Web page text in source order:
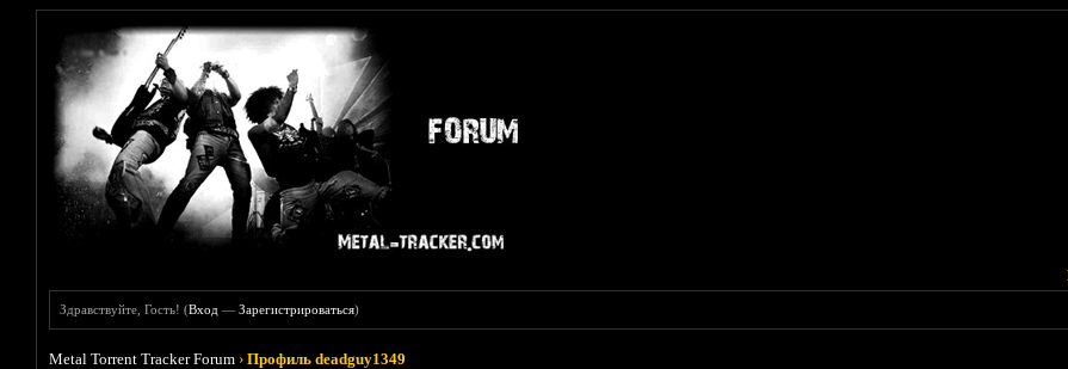
Здравствуйте, Гость! (Вход —Зарегистрироваться)
Metal Torrent Tracker Forum ›Профиль deadguy1349